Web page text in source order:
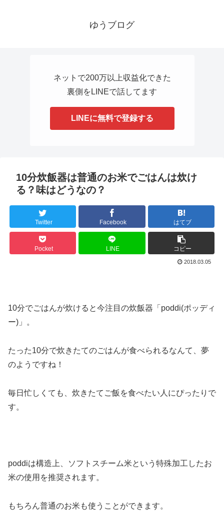
ゆうブログ
ネットで200万以上収益化できた
裏側をLINEで話してます
LINEに無料で登録する
10分炊飯器は普通のお米でごはんは炊け
る？味はどうなの？
Twitter Facebook はてブ
Pocket LINE コピー
2018.03.05
10分でごはんが炊けると今注目の炊飯器「poddi(ポッディ
ー)」。
たった10分で炊きたてのごはんが食べられるなんて、夢
のようですね！
毎日忙しくても、炊きたてご飯を食べたい人にぴったりで
す。
poddiは構造上、ソフトスチーム米という特殊加工したお
米の使用を推奨されます。
もちろん普通のお米も使うことができます。